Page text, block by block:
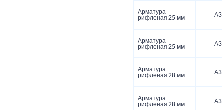
Арматура
рифленая 25 мм
А3
Арматура
рифленая 25 мм
А3
Арматура
рифленая 28 мм
А3
Арматура
рифленая 28 мм
А3